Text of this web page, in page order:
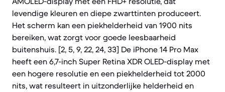
levendige kleuren en diepe zwarttinten produceert.
Het scherm kan een piekhelderheid van 1900 nits
bereiken, wat zorgt voor goede leesbaarheid
buitenshuis. [2, 5, 9, 22, 24, 33] De iPhone 14 Pro Max
heeft een 6,7-inch Super Retina XDR OLED-display met
een hogere resolutie en een piekhelderheid tot 2000
nits, wat resulteert in uitzonderlijke helderheid en